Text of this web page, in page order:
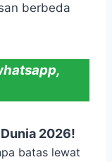
berbeda
2026!
batas lewat